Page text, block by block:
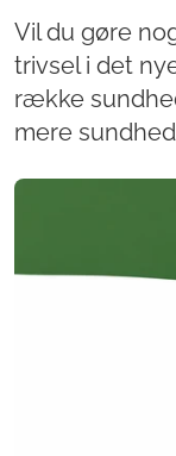
Vil du gøre
trivsel i det
række
mere